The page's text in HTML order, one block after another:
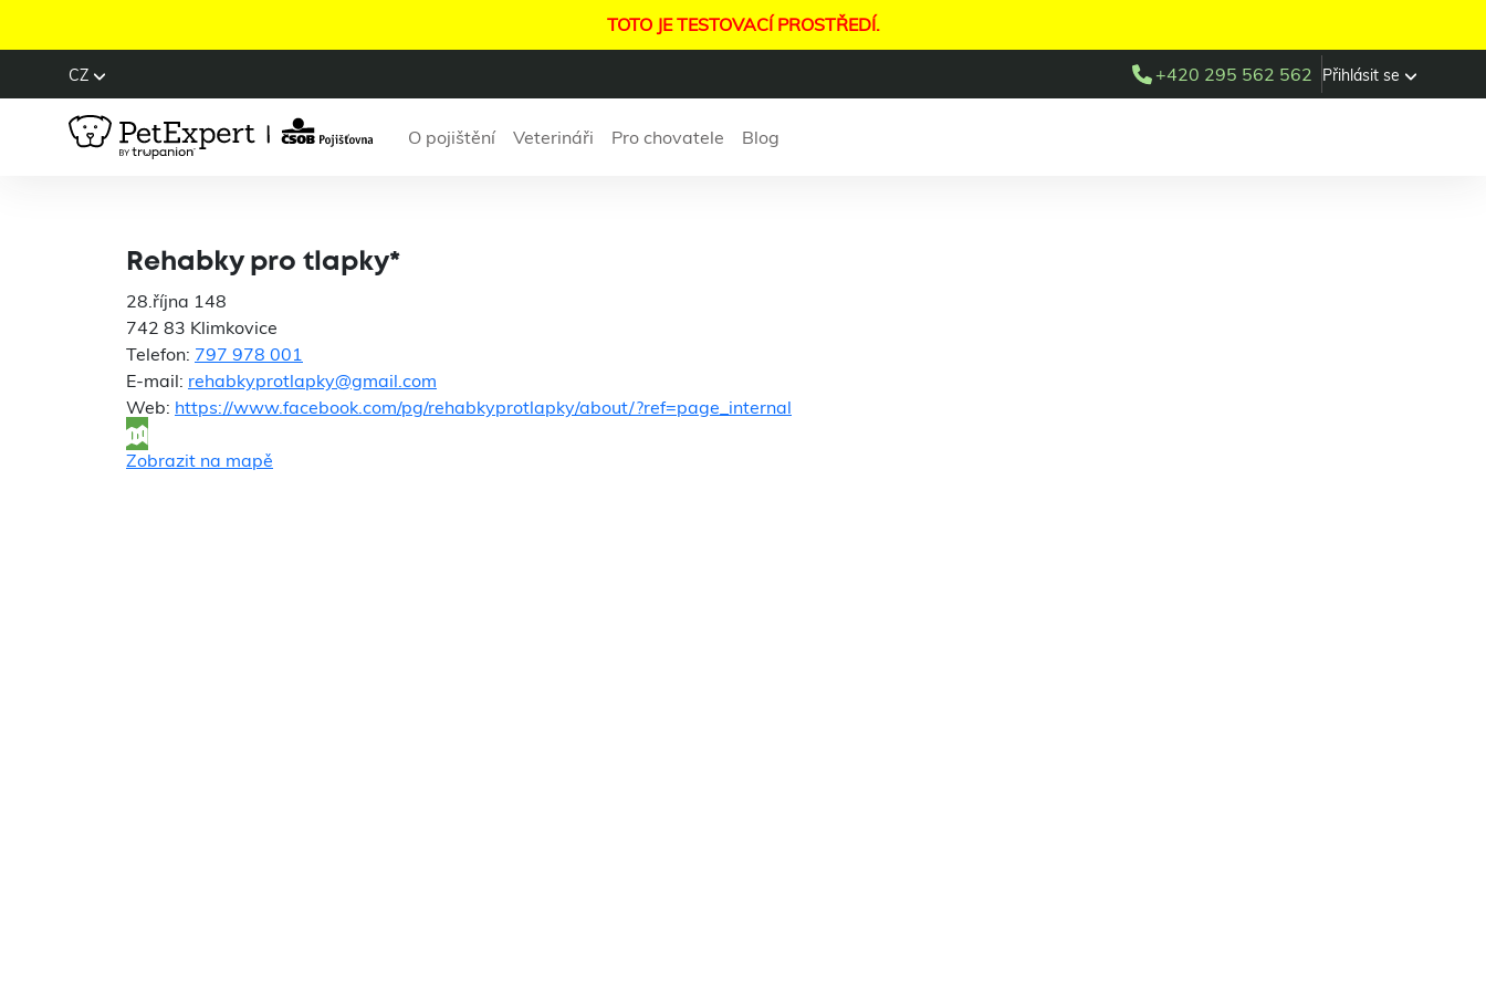
TOTO JE TESTOVACÍ PROSTŘEDÍ.
CZ +420 295 562 562 Přihlásit se
O pojištění Veterináři Pro chovatele Blog
Rehabky pro tlapky*
28.října 148
742 83 Klimkovice
Telefon: 797 978 001
E-mail: rehabkyprotlapky@gmail.com
Web: https://www.facebook.com/pg/rehabkyprotlapky/about/?ref=page_internal
Zobrazit na mapě